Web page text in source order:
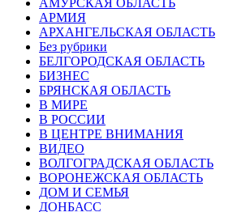
АРМИЯ
АРХАНГЕЛЬСКАЯ ОБЛАСТЬ
Без рубрики
БЕЛГОРОДСКАЯ ОБЛАСТЬ
БИЗНЕС
БРЯНСКАЯ ОБЛАСТЬ
В МИРЕ
В РОССИИ
В ЦЕНТРЕ ВНИМАНИЯ
ВИДЕО
ВОЛГОГРАДСКАЯ ОБЛАСТЬ
ВОРОНЕЖСКАЯ ОБЛАСТЬ
ДОМ И СЕМЬЯ
ДОНБАСС